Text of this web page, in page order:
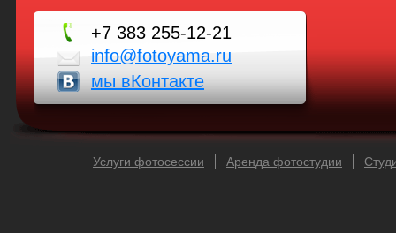
+7 383 255-12-21
info@fotoyama.ru
мы вКонтакте
Услуги фотосессии Аренда фотостудии